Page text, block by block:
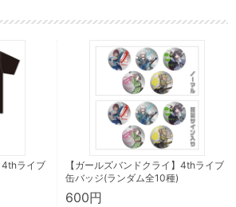
4thライブ
【ガールズバンドクライ】4thライブ
缶バッジ(ランダム全10種)
600円